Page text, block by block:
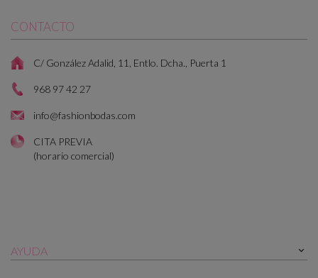
CONTACTO
C/ González Adalid, 11, Entlo. Dcha., Puerta 1
968 97 42 27
info@fashionbodas.com
CITA PREVIA
(horario comercial)
AYUDA 